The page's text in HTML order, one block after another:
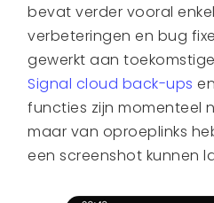
bevat verder vooral
verbeteringen en bug
gewerkt aan
Signal cloud back-ups en
functies zijn momenteel
maar van oproeplinks
een screenshot kunnen